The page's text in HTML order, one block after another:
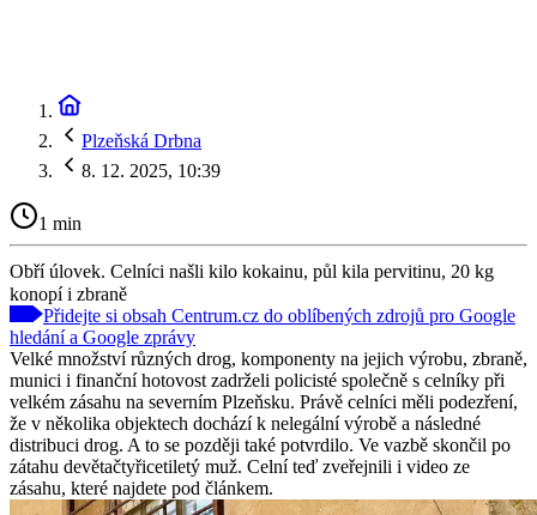
Plzeňská Drbna
8. 12. 2025, 10:39
1 min
Obří úlovek. Celníci našli kilo kokainu, půl kila pervitinu, 20 kg
konopí i zbraně
Přidejte si obsah Centrum.cz do oblíbených zdrojů pro Google
hledání a Google zprávy
Velké množství různých drog, komponenty na jejich výrobu, zbraně,
munici i finanční hotovost zadrželi policisté společně s celníky při
velkém zásahu na severním Plzeňsku. Právě celníci měli podezření,
že v několika objektech dochází k nelegální výrobě a následné
distribuci drog. A to se později také potvrdilo. Ve vazbě skončil po
zátahu devětačtyřicetiletý muž. Celní teď zveřejnili i video ze
zásahu, které najdete pod článkem.